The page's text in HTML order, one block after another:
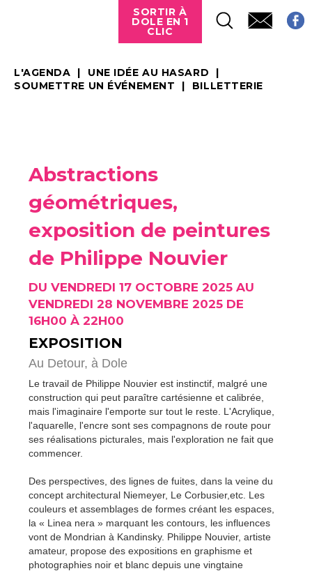
SORTIR À
DOLE EN 1
CLIC
L'AGENDA
UNE IDÉE AU HASARD
SOUMETTRE UN ÉVÉNEMENT
BILLETTERIE
Abstractions
géométriques,
exposition de peintures
de Philippe Nouvier
DU VENDREDI 17 OCTOBRE 2025 AU
VENDREDI 28 NOVEMBRE 2025 DE
16H00 À 22H00
EXPOSITION
Au Detour, à Dole
Le travail de Philippe Nouvier est instinctif, malgré une
construction qui peut paraître cartésienne et calibrée,
mais l'imaginaire l'emporte sur tout le reste. L'Acrylique,
l'aquarelle, l'encre sont ses compagnons de route pour
ses réalisations picturales, mais l'exploration ne fait que
commencer.
Des perspectives, des lignes de fuites, dans la veine du
concept architectural Niemeyer, Le Corbusier,etc. Les
couleurs et assemblages de formes créant les espaces,
la « Linea nera » marquant les contours, les influences
vont de Mondrian à Kandinsky. Philippe Nouvier, artiste
amateur, propose des expositions en graphisme et
photographies noir et blanc depuis une vingtaine